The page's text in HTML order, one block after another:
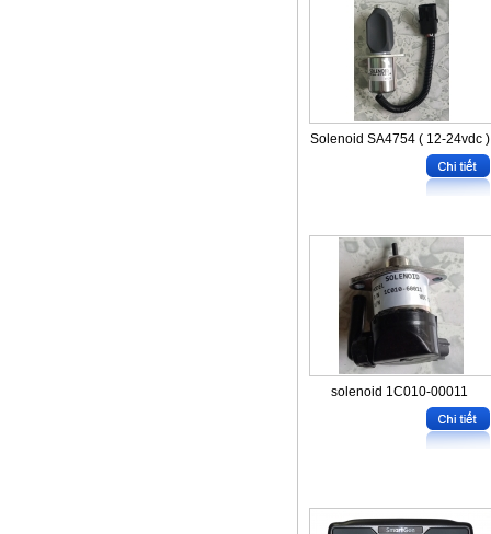
Solenoid SA4754 ( 12-24vdc )
solenoid 1C010-00011